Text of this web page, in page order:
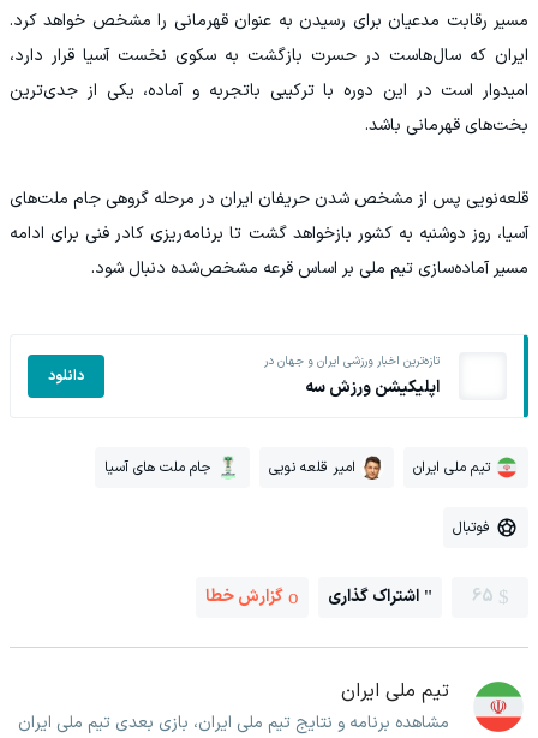
مسیر رقابت مدعیان برای رسیدن به عنوان قهرمانی را مشخص خواهد کرد.
ایران که سال‌هاست در حسرت بازگشت به سکوی نخست آسیا قرار دارد،
امیدوار است در این دوره با ترکیبی باتجربه و آماده، یکی از جدی‌ترین
بخت‌های قهرمانی باشد.
قلعه‌نویی پس از مشخص شدن حریفان ایران در مرحله گروهی جام ملت‌های
آسیا، روز دوشنبه به کشور بازخواهد گشت تا برنامه‌ریزی کادر فنی برای ادامه
مسیر آماده‌سازی تیم ملی بر اساس قرعه مشخص‌شده دنبال شود.
تازه‌ترین اخبار ورزشی ایران و جهان در
اپلیکیشن ورزش سه دانلود
تیم ملی ایران امیر قلعه نویی جام ملت های آسیا
فوتبال
65 اشتراک گذاری گزارش خطا
تیم ملی ایران
مشاهده برنامه و نتایج تیم ملی ایران، بازی بعدی تیم ملی ایران